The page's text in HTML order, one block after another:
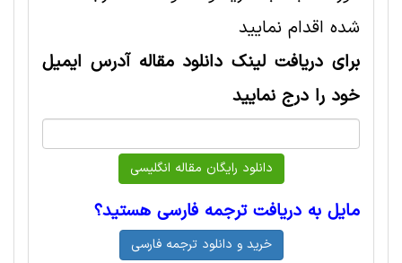
شده اقدام نمایید
برای دریافت لینک دانلود مقاله آدرس ایمیل
خود را درج نمایید
مایل به دریافت ترجمه فارسی هستید؟